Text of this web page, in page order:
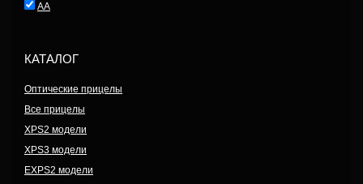
AA
КАТАЛОГ
Оптические прицелы
Все прицелы
XPS2 модели
XPS3 модели
EXPS2 модели